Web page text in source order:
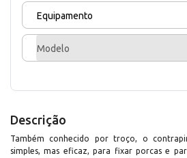
Equipamento
Modelo
Descrição
Também conhecido por troço, o
simples, mas eficaz, para fixar porcas e